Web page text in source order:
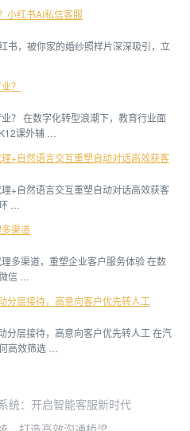
小红书AI私信客服
书，被你家的婚纱照样片深深吸引，立
？
？ 在数字化转型浪潮下，教育行业面
课外辅 …
+自然语言交互重塑自动对话高效获客
+自然语言交互重塑自动对话高效获客
…
渠道
多渠道，重塑企业客户服务体验 在数
信 …
分层接待，高意向客户优先转人工
分层接待，高意向客户优先转人工 在汽
高效筛选 …
统：开启智能客服新时代